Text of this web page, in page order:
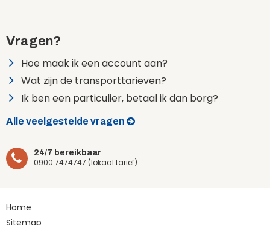
Vragen?
Hoe maak ik een account aan?
Wat zijn de transporttarieven?
Ik ben een particulier, betaal ik dan borg?
Alle veelgestelde vragen
24/7 bereikbaar
0900 7474747 (lokaal tarief)
Home
Sitemap